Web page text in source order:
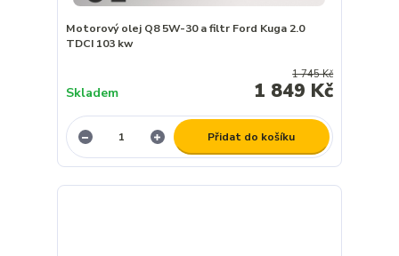
Motorový olej Q8 5W-30 a filtr Ford Kuga 2.0
TDCI 103 kw
1 745 Kč
1 849 Kč
Skladem
Přidat do košíku